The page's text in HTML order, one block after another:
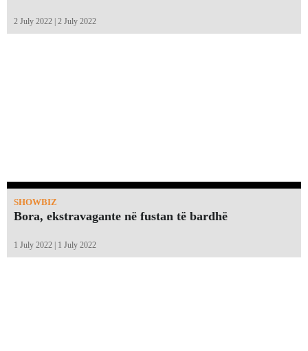
2 July 2022 | 2 July 2022
SHOWBIZ
Bora, ekstravagante në fustan të bardhë
1 July 2022 | 1 July 2022